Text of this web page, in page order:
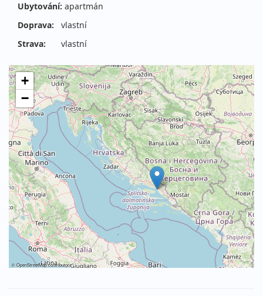
Ubytování: apartmán
Doprava:
vlastní
Strava:
vlastní
+
−
©OpenStreetMapcontributors